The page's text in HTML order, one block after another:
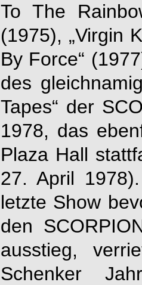
To The
(1975), „Virgin
By Force“
des
Tapes“ der
1978, das
Plaza Hall
27. April
letzte Show
den
ausstieg,
Schenker